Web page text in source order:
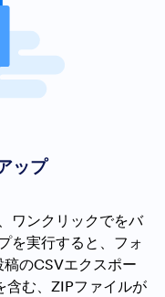
ップ
ワンクリックでをバ
を実行すると、フォ
のCSVエクスポー
含む、ZIPファイルが